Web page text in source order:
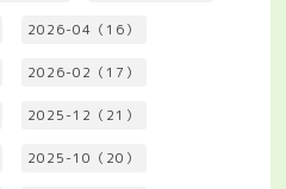
2026-04（16）
2026-02（17）
2025-12（21）
2025-10（20）